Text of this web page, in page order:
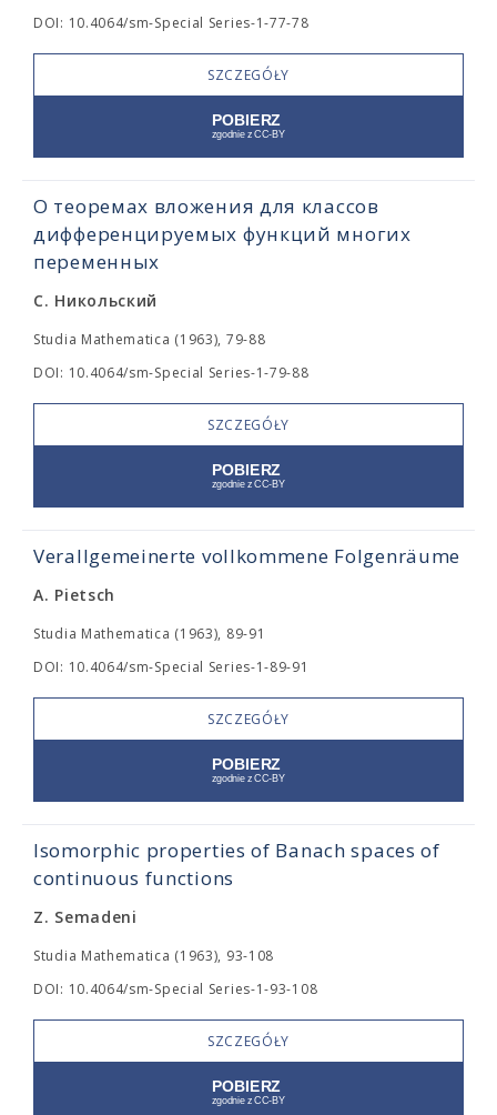
DOI: 10.4064/sm-Special Series-1-77-78
SZCZEGÓŁY
О теоремах вложения для классов
дифференцируемых функций многих
переменных
С. Никольский
Studia Mathematica (1963), 79-88
DOI: 10.4064/sm-Special Series-1-79-88
SZCZEGÓŁY
Verallgemeinerte vollkommene Folgenräume
A. Pietsch
Studia Mathematica (1963), 89-91
DOI: 10.4064/sm-Special Series-1-89-91
SZCZEGÓŁY
Isomorphic properties of Banach spaces of
continuous functions
Z. Semadeni
Studia Mathematica (1963), 93-108
DOI: 10.4064/sm-Special Series-1-93-108
SZCZEGÓŁY